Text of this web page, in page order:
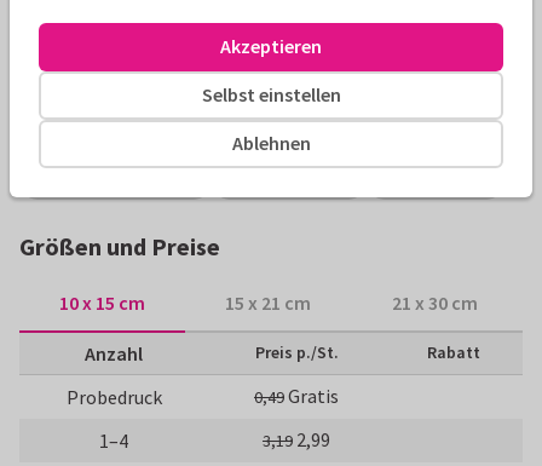
modernen Muster und eigenem Foto an der Innenseite. Alle
Texte sind frei änderbar!
Alle Karten können nach Wunsch angepasst werden.
Größen und Preise
10 x 15 cm 15 x 21 cm 21 x 30 cm
Anzahl Preis p./St. Rabatt
Probedruck 0,49Gratis
1–4
3,19 2,99
Ablehnen
Selbst einstellen
Akzeptieren